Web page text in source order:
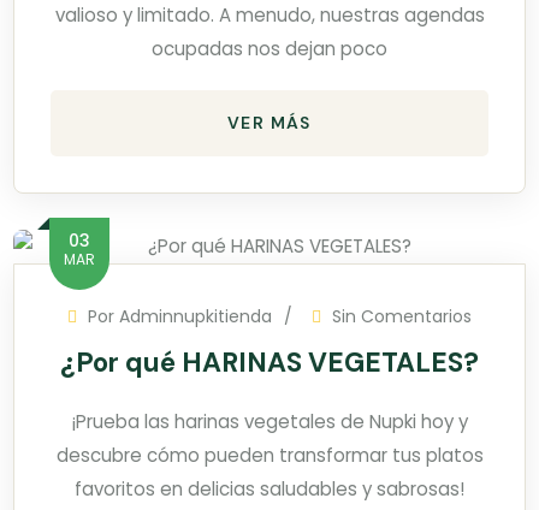
valioso y limitado. A menudo, nuestras agendas
ocupadas nos dejan poco
VER MÁS
03
MAR
Por Adminnupkitienda Sin Comentarios
¿Por qué HARINAS VEGETALES?
¡Prueba las harinas vegetales de Nupki hoy y
descubre cómo pueden transformar tus platos
favoritos en delicias saludables y sabrosas!